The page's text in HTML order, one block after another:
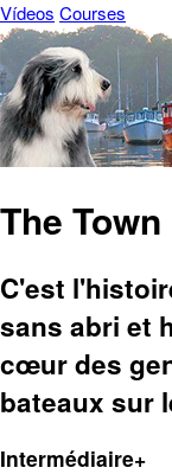
Vídeos Courses
The
C'est
sans abri et
cœur des
bateaux sur
Intermédiaire+